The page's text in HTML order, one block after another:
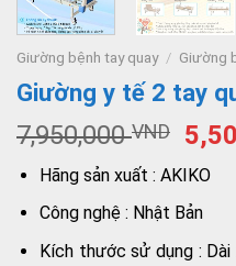
Giường bệnh tay quay / Giường
Giường y tế 2 tay
7,950,000VND
Hãng sản xuất : AKIKO
Công nghệ : Nhật Bản
Kích thước sử dụng :